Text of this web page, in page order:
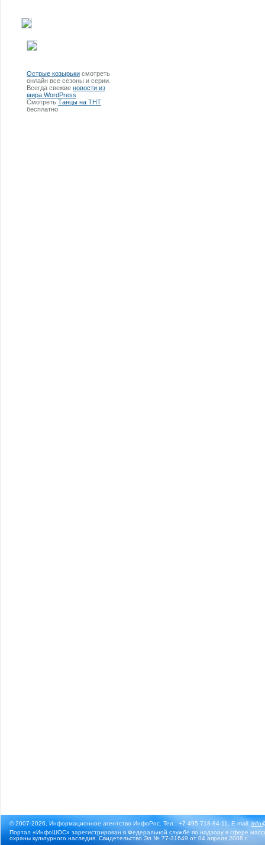
Острые козырьки смотреть
онлайн все сезоны и серии.
Всегда свежие новости из
мира WordPress
Смотреть Танцы на ТНТ
бесплатно
© 2007-2026, Информационное агентство ИнфоРос. Тел.: +7 495 718-84-11, E-mail:
Портал «ИнфоШОС» зарегистрирован в Федеральной службе по надзору в сфере
охраны культурного наследия. Свидетельство Эл № 77-31649 от 04 апреля 2008 г.